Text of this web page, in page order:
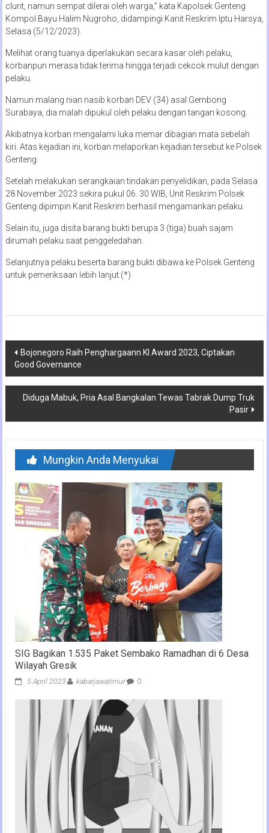
clurit, namun sempat dilerai oleh warga,” kata Kapolsek Genteng
Kompol Bayu Halim Nugroho, didampingi Kanit Reskrim Iptu Harsya,
Selasa (5/12/2023).
Melihat orang tuanya diperlakukan secara kasar oleh pelaku,
korbanpun merasa tidak terima hingga terjadi cekcok mulut dengan
pelaku.
Namun malang nian nasib korban DEV (34) asal Gembong
Surabaya, dia malah dipukul oleh pelaku dengan tangan kosong.
Akibatnya korban mengalami luka memar dibagian mata sebelah
kiri. Atas kejadian ini, korban melaporkan kejadian tersebut ke Polsek
Genteng.
Setelah melakukan serangkaian tindakan penyelidikan, pada Selasa
28 November 2023 sekira pukul 06. 30 WIB, Unit Reskrim Polsek
Genteng dipimpin Kanit Reskrim berhasil mengamankan pelaku.
Selain itu, juga disita barang bukti berupa 3 (tiga) buah sajam
dirumah pelaku saat penggeledahan.
Selanjutnya pelaku beserta barang bukti dibawa ke Polsek Genteng
untuk pemeriksaan lebih lanjut.(*)
Navigasi
pos
Bojonegoro Raih Penghargaann KI Award 2023, Ciptakan
Good Governance
Diduga Mabuk, Pria Asal Bangkalan Tewas Tabrak Dump Truk
Pasir
Mungkin Anda Menyukai
SIG Bagikan 1.535 Paket Sembako Ramadhan di 6 Desa
Wilayah Gresik
5 April 2023 kabarjawatimur 0